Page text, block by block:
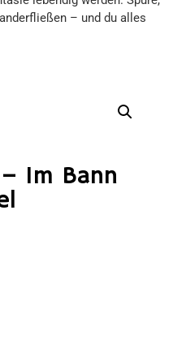
– und du alles
Im Bann